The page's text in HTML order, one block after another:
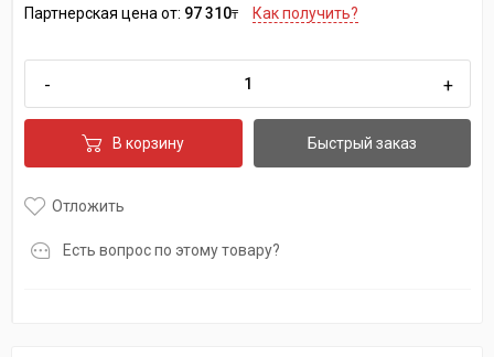
Партнерская цена от: 97 310₸ Как получить?
- +
В корзину Быстрый заказ
Отложить
Есть вопрос по этому товару?